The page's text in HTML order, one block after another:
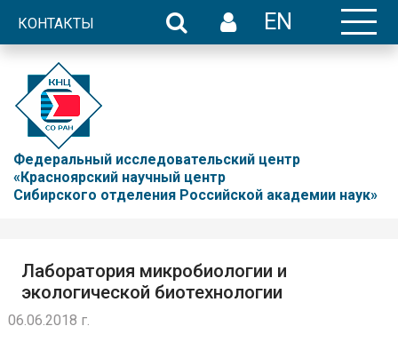
КОНТАКТЫ EN
Федеральный исследовательский центр
«Красноярский научный центр
Сибирского отделения Российской академии наук»
Лаборатория микробиологии и
экологической биотехнологии
06.06.2018 г.